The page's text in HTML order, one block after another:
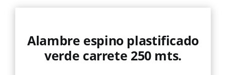
Alambre espino plastificado
verde carrete 250 mts.